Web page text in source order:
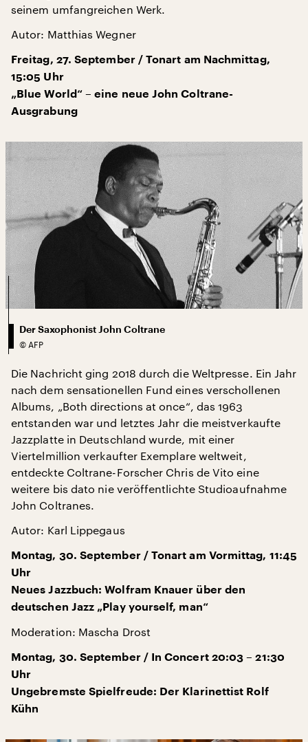
seinem umfangreichen Werk.
Autor: Matthias Wegner
Freitag, 27. September / Tonart am Nachmittag,
15:05 Uhr
„Blue World“ – eine neue John Coltrane-
Ausgrabung
Der Saxophonist John Coltrane
© AFP
Die Nachricht ging 2018 durch die Weltpresse. Ein Jahr
nach dem sensationellen Fund eines verschollenen
Albums, „Both directions at once“, das 1963
entstanden war und letztes Jahr die meistverkaufte
Jazzplatte in Deutschland wurde, mit einer
Viertelmillion verkaufter Exemplare weltweit,
entdeckte Coltrane-Forscher Chris de Vito eine
weitere bis dato nie veröffentlichte Studioaufnahme
John Coltranes.
Autor: Karl Lippegaus
Montag, 30. September / Tonart am Vormittag, 11:45
Uhr
Neues Jazzbuch: Wolfram Knauer über den
deutschen Jazz „Play yourself, man“
Moderation: Mascha Drost
Montag, 30. September / In Concert 20:03 – 21:30
Uhr
Ungebremste Spielfreude: Der Klarinettist Rolf
Kühn